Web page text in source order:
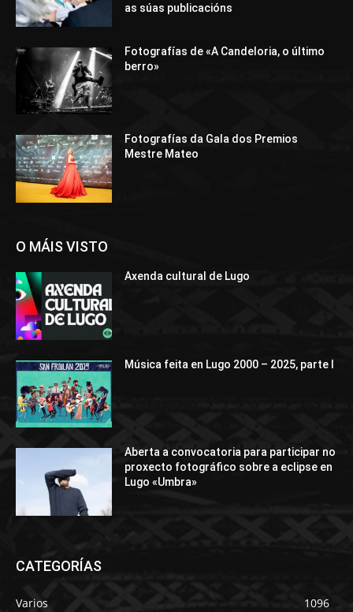
as súas publicacións
Fotografías de «A Candeloria, o último
berro»
Fotografías da Gala dos Premios
Mestre Mateo
O MÁIS VISTO
Axenda cultural de Lugo
Música feita en Lugo 2000 – 2025, parte I
Aberta a convocatoria para participar no
proxecto fotográfico sobre a eclipse en
Lugo «Umbra»
CATEGORÍAS
Varios
1096